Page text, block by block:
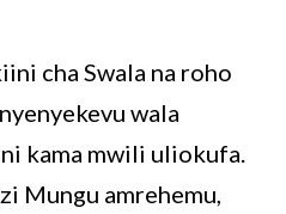
cha Swala na roho
wala
kama mwili uliokufa.
Mungu amrehemu,